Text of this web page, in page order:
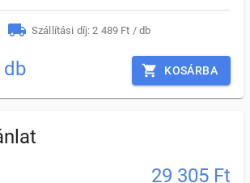
Szállítási díj: 2 489 Ft / db
db KOSÁRBA
29 305 Ft